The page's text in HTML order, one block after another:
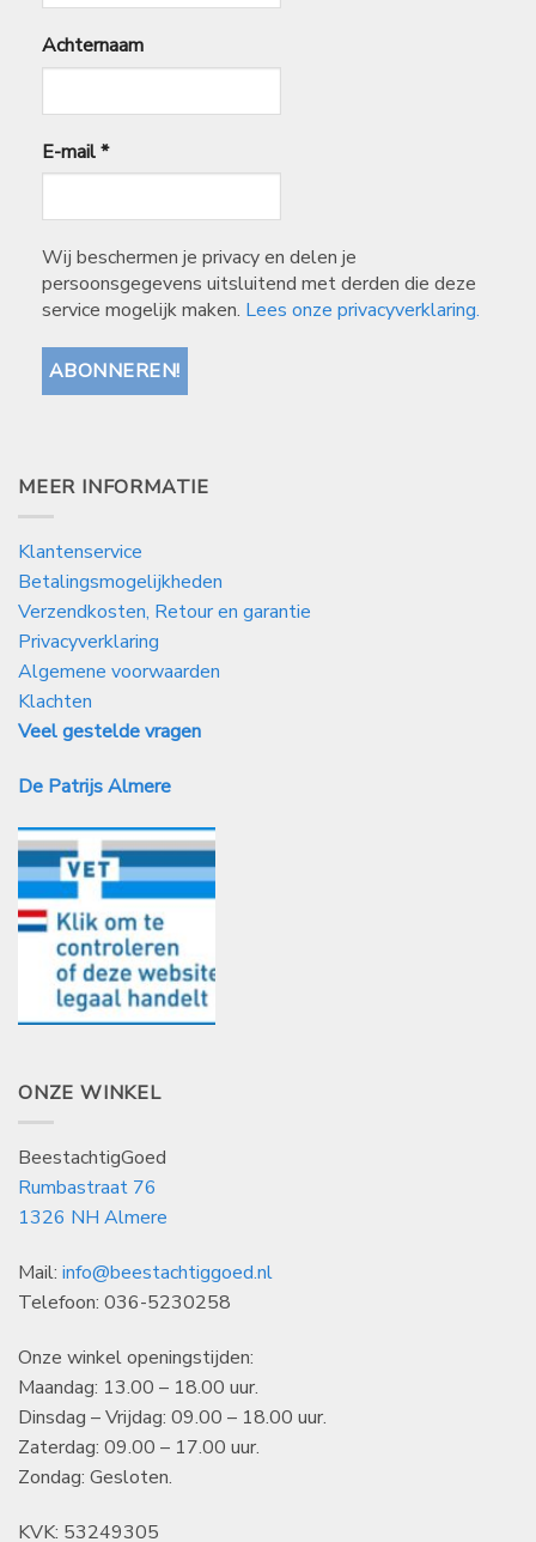
Achternaam
E-mail*
Wij beschermen je privacy en delen je
persoonsgegevens uitsluitend met derden die deze
service mogelijk maken. Lees onze privacyverklaring.
MEER INFORMATIE
Klantenservice
Betalingsmogelijkheden
Verzendkosten, Retour en garantie
Privacyverklaring
Algemene voorwaarden
Klachten
Veel gestelde vragen
De Patrijs Almere
ONZE WINKEL
BeestachtigGoed
Rumbastraat 76
1326 NH Almere
Mail: info@beestachtiggoed.nl
Telefoon: 036-5230258
Onze winkel openingstijden:
Maandag: 13.00 – 18.00 uur.
Dinsdag – Vrijdag: 09.00 – 18.00 uur.
Zaterdag: 09.00 – 17.00 uur.
Zondag: Gesloten.
KVK: 53249305